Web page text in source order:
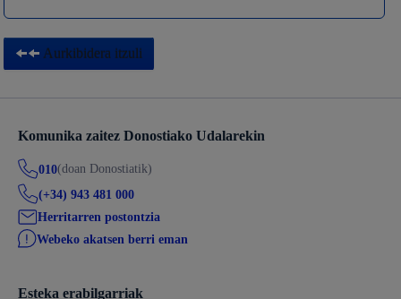
Aurkibidera itzuli
Komunika zaitez Donostiako Udalarekin
010(doan Donostiatik)
(+34) 943 481 000
Herritarren postontzia
Webeko akatsen berri eman
Esteka erabilgarriak